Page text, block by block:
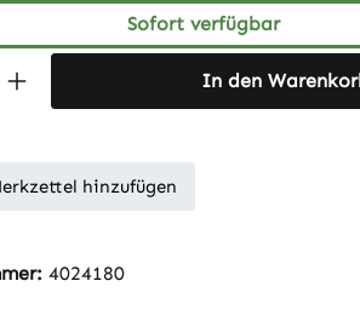
Sofort verfügbar
Anzahl: Gib den
In den
hinzufügen
4024180